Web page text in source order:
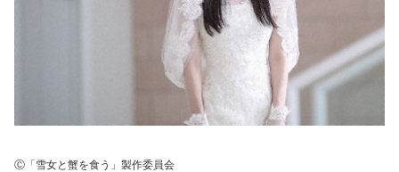
Ⓒ「雪女と蟹を食う」製作委員会